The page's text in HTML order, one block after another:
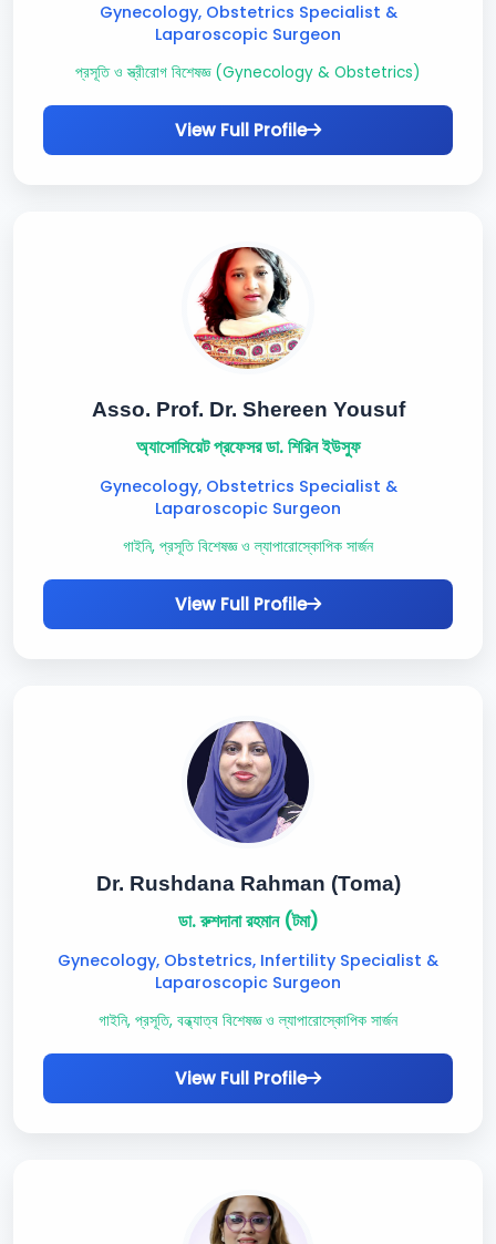
Gynecology, Obstetrics Specialist &
Laparoscopic Surgeon
প্রসূতি ও স্ত্রীরোগ বিশেষজ্ঞ (Gynecology & Obstetrics)
View Full Profile
Asso. Prof. Dr. Shereen Yousuf
অ্যাসোসিয়েট প্রফেসর ডা. শিরিন ইউসুফ
Gynecology, Obstetrics Specialist &
Laparoscopic Surgeon
গাইনি, প্রসূতি বিশেষজ্ঞ ও ল্যাপারোস্কোপিক সার্জন
View Full Profile
Dr. Rushdana Rahman (Toma)
ডা. রুশদানা রহমান (টমা)
Gynecology, Obstetrics, Infertility Specialist &
Laparoscopic Surgeon
গাইনি, প্রসূতি, বন্ধ্যাত্ব বিশেষজ্ঞ ও ল্যাপারোস্কোপিক সার্জন
View Full Profile